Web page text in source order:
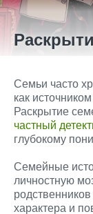
Семьи часто
как
Раскрытие
частный
глубокому
Семейные
личностную
характера и